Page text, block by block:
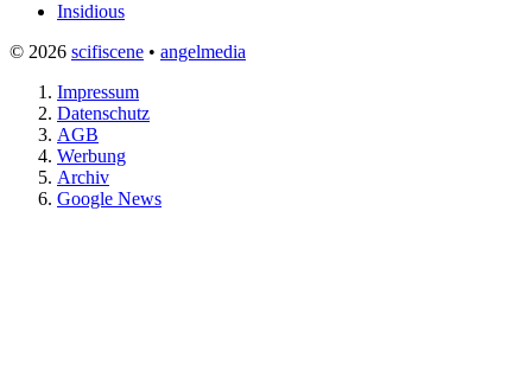
Insidious
© 2026 scifiscene • angelmedia
Impressum
Datenschutz
AGB
Werbung
Archiv
Google News